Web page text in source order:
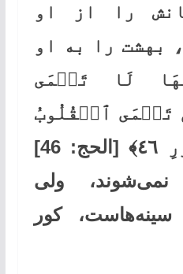
را از او
بهشت را به او
لَا تَعۡمَى
تَعۡمَى ٱلۡقُلُوبُ
ٱلَّتِي فِي ٱلصُّدُورِ ٤٦﴾ [الحج: 46]
ولی
کور